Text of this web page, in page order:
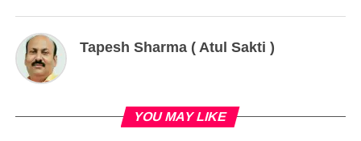
Tapesh Sharma ( Atul Sakti )
YOU MAY LIKE